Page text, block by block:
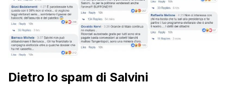
Dietro lo spam di Salvini